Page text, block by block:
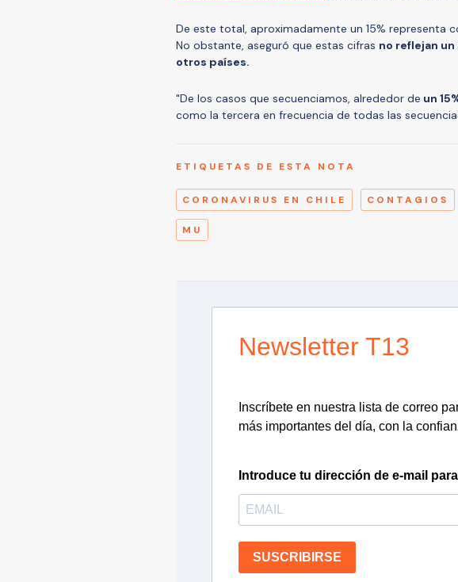
De este total, aproximadamente un 15% representa
No obstante, aseguró que estas cifras no reflejan
otros países.
"De los casos que secuenciamos, alrededor de un
como la tercera en frecuencia de todas las
ETIQUETAS DE ESTA NOTA
CORONAVIRUS EN CHILE CONTAGIOS
MU
Newsletter T13
Inscríbete en nuestra lista de correo
más importantes del día, con la
Introduce tu dirección de e-mail
SUSCRIBIRSE